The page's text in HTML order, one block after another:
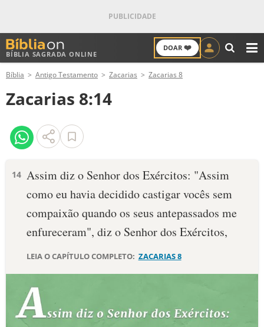
BÍBLIA SAGRADA ONLINE
DOAR ❤️
ANTIGO TESTAMENTO
NOVO TESTAMENTO
VERSÍCULOS
PALAVRA DO DIA
SALMO DO DIA
DEVOCIONAL DIÁRIO
10 MANDAMENTOS
ESTUDOS BÍBLICOS
Bíblia Antigo Testamento Zacarias Zacarias 8
Zacarias 8:14
14 Assim diz o Senhor dos Exércitos: "Assim
como eu havia decidido castigar vocês sem
compaixão quando os seus antepassados me
enfureceram", diz o Senhor dos Exérci­tos,
LEIA O CAPÍTULO COMPLETO: ZACARIAS 8